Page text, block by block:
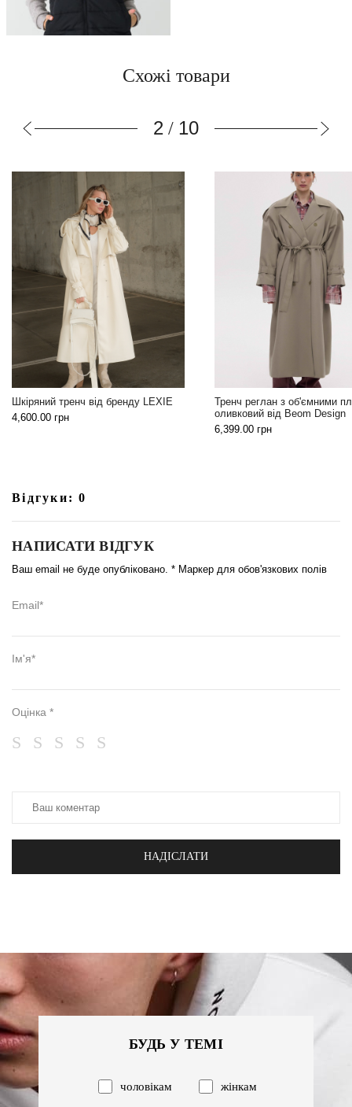
Схожі товари
3 / 10
Тренч реглан з об'ємними плечима
оливковий від Beom Design
бренду LEXIE
2,199.00грн
Відгуки: 0
НАПИСАТИ ВІДГУК
Ваш email не буде опубліковано. * Маркер для обов'язкових полів
Email*
Ім'я*
Оцінка *
НАДІСЛАТИ
БУДЬ У ТЕМІ
чоловікам жінкам